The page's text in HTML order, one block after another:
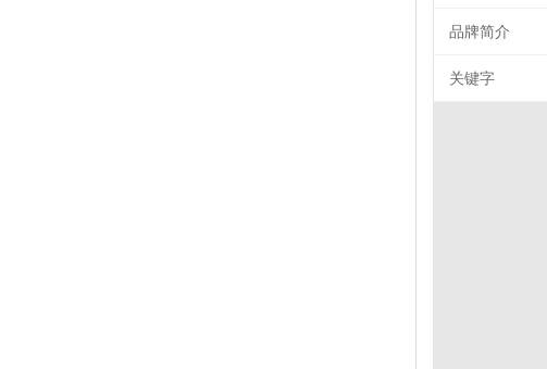
品牌简介
关键字